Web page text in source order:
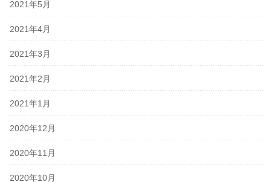
2021年5月
2021年4月
2021年3月
2021年2月
2021年1月
2020年12月
2020年11月
2020年10月